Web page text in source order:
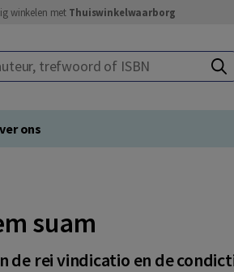
winkelen met Thuiswinkelwaarborg
trefwoord of ISBN
ons
suam
de rei vindicatio en de